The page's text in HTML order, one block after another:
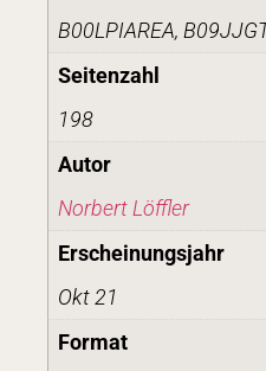
B00LPIAREA,
Seitenzahl
198
Autor
Norbert Löffler
Erscheinungsjahr
Okt 21
Format